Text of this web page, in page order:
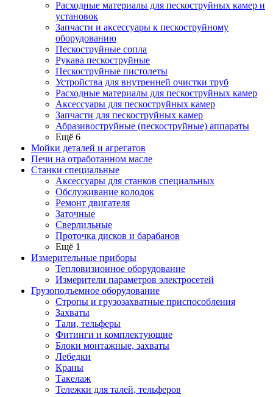
Расходные материалы для пескоструйных камер и
установок
Запчасти и аксессуары к пескоструйному
оборудованию
Пескоструйные сопла
Рукава пескоструйные
Пескоструйные пистолеты
Устройства для внутренней очистки труб
Расходные материалы для пескоструйных камер
Аксессуары для пескоструйных камер
Запчасти для пескоструйных камер
Абразивоструйные (пескоструйные) аппараты
Ещё 6
Мойки деталей и агрегатов
Печи на отработанном масле
Станки специальные
Аксессуары для станков специальных
Обслуживание колодок
Ремонт двигателя
Заточные
Сверлильные
Проточка дисков и барабанов
Ещё 1
Измерительные приборы
Тепловизионное оборудование
Измерители параметров электросетей
Грузоподъемное оборудование
Стропы и грузозахватные приспособления
Захваты
Тали, тельферы
Фитинги и комплектующие
Блоки монтажные, захваты
Лебедки
Краны
Такелаж
Тележки для талей, тельферов